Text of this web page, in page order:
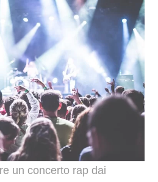
un concerto rap dai